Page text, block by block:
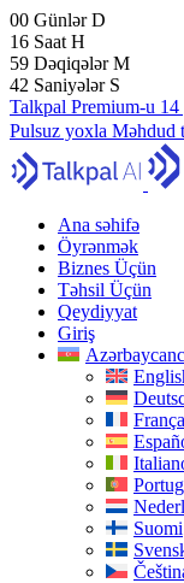
00 GünlərD
16 Saat H
59 DəqiqələrM
41 Saniyələr S
Talkpal Premium-u 14
Pulsuz yoxla Məhdud
Ana səhifə
Öyrənmək
Biznes Üçün
Təhsil Üçün
Qeydiyyat
Giriş
Suomi